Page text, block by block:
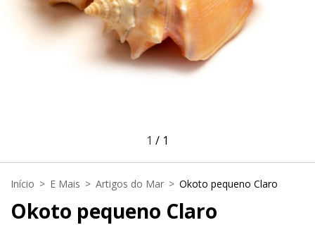
1 / 1
Início > E Mais > Artigos do Mar > Okoto pequeno Claro
Okoto pequeno Claro